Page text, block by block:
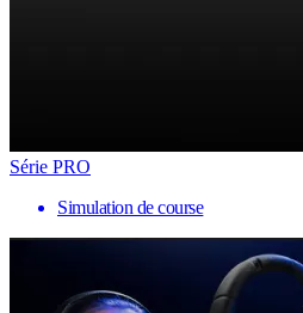
Série PRO
Simulation de course